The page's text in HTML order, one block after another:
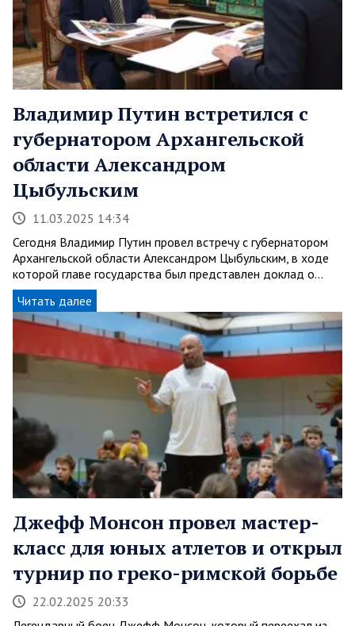
Владимир Путин встретился с
губернатором Архангельской
области Александром
Цыбульским
11.03.2025 14:34
Сегодня Владимир Путин провел встречу с губернатором
Архангельской области Александром Цыбульским, в ходе
которой главе государства был представлен доклад о…
Читать далее
Джефф Монсон провел мастер-
класс для юных атлетов и открыл
турнир по греко-римской борьбе
22.02.2025 20:33